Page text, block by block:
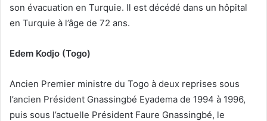
son évacuation en Turquie. Il est décédé dans un hôpital
en Turquie à l’âge de 72 ans.
Edem Kodjo (Togo)
Ancien Premier ministre du Togo à deux reprises sous
l’ancien Président Gnassingbé Eyadema de 1994 à 1996,
puis sous l’actuelle Président Faure Gnassingbé, le